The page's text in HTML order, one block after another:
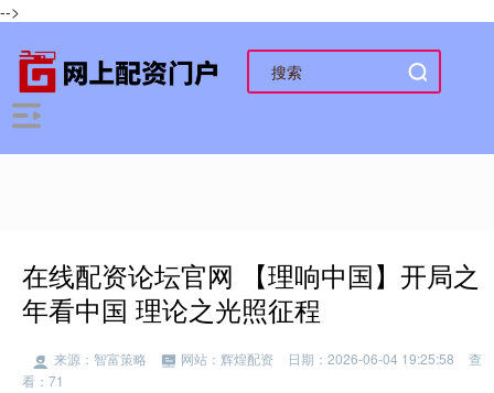
-->
在线配资论坛官网 【理响中国】开局之
年看中国 理论之光照征程
来源：智富策略 网站：辉煌配资 日期：2026-06-04 19:25:58
查
看：71